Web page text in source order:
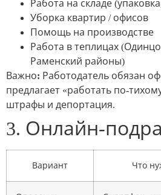
Работа на складе
Уборка квартир / офисов
Помощь на производстве
Работа в теплицах
Раменский районы)
Важно: Работодатель обязан
предлагает «работать по-
штрафы и депортация.
3. Онлайн-
Вариант Что